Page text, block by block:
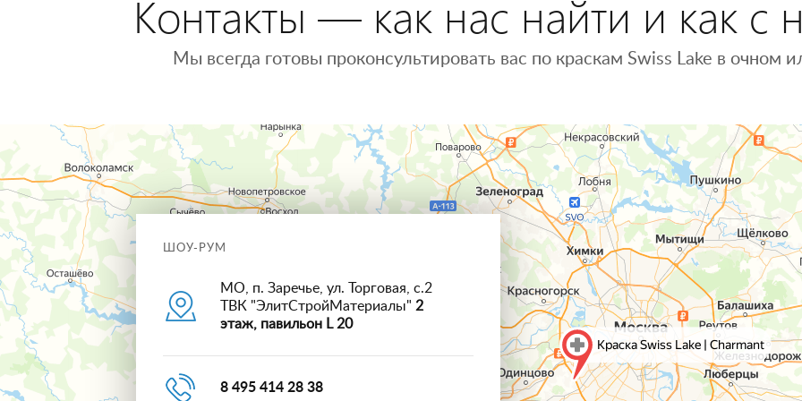
Контакты — как нас найти и как с
Мы всегда готовы проконсультировать вас по краскам Swiss Lake в очном
ШОУ-РУМ
МО, п. Заречье, ул. Торговая, с.2
ТВК "ЭлитСтройМатериалы" 2
этаж, павильон L 20
8 495 414 28 38